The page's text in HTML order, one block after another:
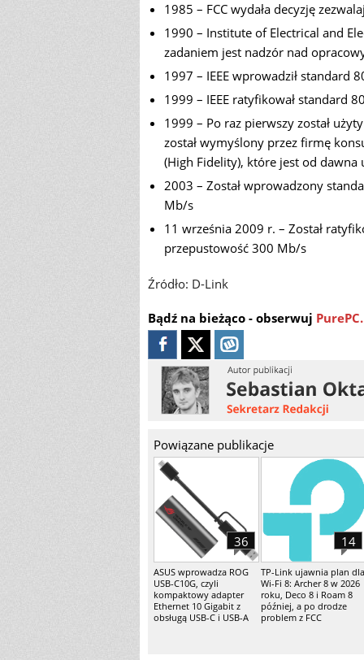
1985 – FCC wydała decyzję
1990 – Institute of Electrical and
zadaniem jest nadzór nad
1997 – IEEE wprowadził standard
1999 – IEEE ratyfikował standard
1999 – Po raz pierwszy został
został wymyślony przez firmę
(High Fidelity), które jest od
2003 – Został wprowadzony
Mb/s
11 września 2009 r. – Został
przepustowość 300 Mb/s
Źródło: D-Link
Bądź na bieżąco - obserwuj
Powiązane publikacje
ASUS wprowadza ROG
USB-C10G, czyli
kompaktowy adapter
Ethernet 10 Gigabit z
obsługą USB-C i USB-A
36
TP-Link ujawnia plan dla
Wi-Fi 8: Archer 8 w 2026
roku, Deco 8 i Roam 8
później, a po drodze
problem z FCC
14